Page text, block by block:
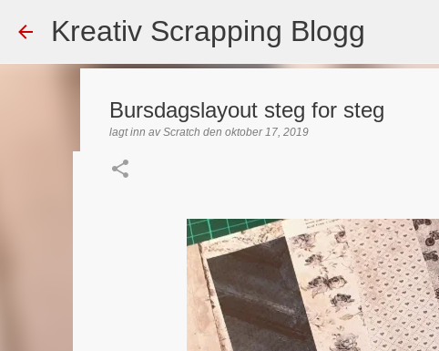
Kreativ Scrapping Blogg
Scrappadis denaugust 04, 2026 DT - BEATE HALVORSEN
TEKST KLISTREMERKER / STICKERS
Bursdagslayout steg for steg
lagt inn avScratch den oktober 17, 2019